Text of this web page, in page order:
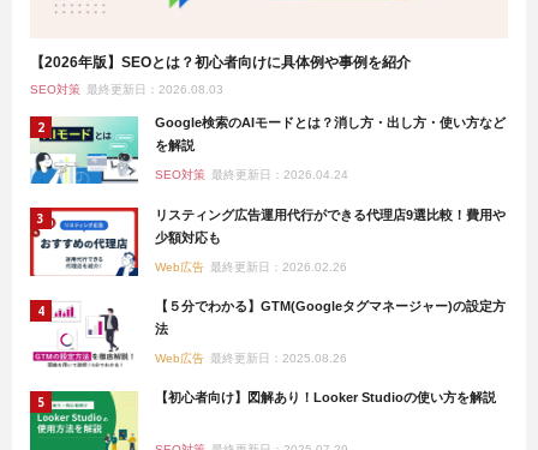
【2026年版】SEOとは？初心者向けに具体例や事例を紹介
SEO対策 最終更新日：2026.08.03
Google検索のAIモードとは？消し方・出し方・使い方など
を解説
SEO対策 最終更新日：2026.04.24
リスティング広告運用代行ができる代理店9選比較！費用や
少額対応も
Web広告 最終更新日：2026.02.26
【５分でわかる】GTM(Googleタグマネージャー)の設定方
法
Web広告 最終更新日：2025.08.26
【初心者向け】図解あり！Looker Studioの使い方を解説